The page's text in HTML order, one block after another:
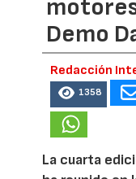
Demo
Redacción
1358
La cuarta